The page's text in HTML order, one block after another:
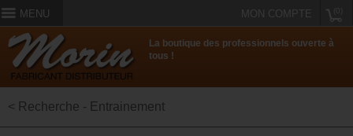
MENU MON COMPTE
La boutique des professionnels ouverte à
tous !
< Recherche - Entrainement